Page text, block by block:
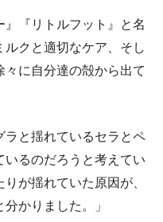
』『リトルフット』と名
クと適切なケア、そし
に自分達の殻から出て
ラと揺れているセラとペ
いるのだろうと考えてい
が揺れていた原因が、
かりました。」